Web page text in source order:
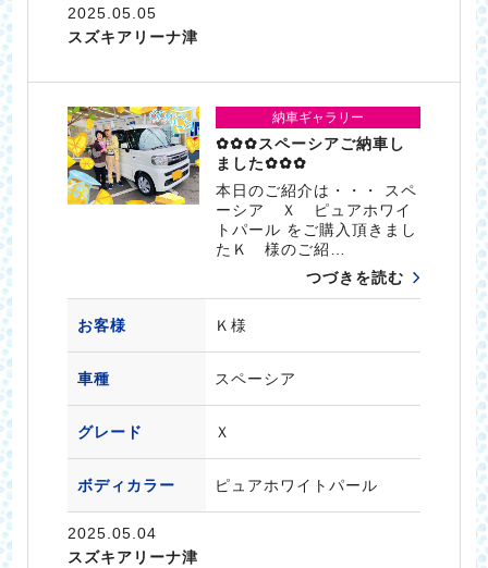
2025.05.05
スズキアリーナ津
納車ギャラリー
✿✿✿スペーシアご納車し
ました✿✿✿
本日のご紹介は・・・ スペ
ーシア Ｘ ピュアホワイ
トパール をご購入頂きまし
たＫ 様のご紹…
つづきを読む
お客様 Ｋ様
車種 スペーシア
グレード Ｘ
ボディカラー ピュアホワイトパール
2025.05.04
スズキアリーナ津